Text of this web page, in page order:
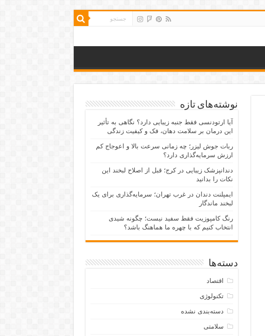
نوشته‌های تازه
آیا ارتودنسی فقط جنبه زیبایی دارد؟ نگاهی به تأثیر
این درمان بر سلامت دهان، فک و کیفیت زندگی
ربات جوش لیزر؛ چه زمانی سرعت بالا و اعوجاج کم
ارزش سرمایه‌گذاری دارد؟
دندانپزشک زیبایی در کرج؛ قبل از اصلاح لبخند این
نکات را بدانید
ایمپلنت دندان در غرب تهران؛ سرمایه‌گذاری برای یک
لبخند ماندگار
رنگ کامپوزیت فقط سفید نیست؛ چگونه شیدی
انتخاب کنیم که با چهره ما هماهنگ باشد؟
دسته‌ها
اقتصاد
تکنولوژی
دسته‌بندی نشده
سلامتی